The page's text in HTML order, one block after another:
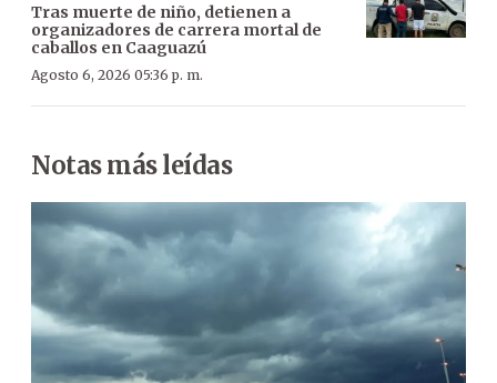
Tras muerte de niño, detienen a
organizadores de carrera mortal de
caballos en Caaguazú
Agosto 6, 2026 05:36 p. m.
Notas más leídas